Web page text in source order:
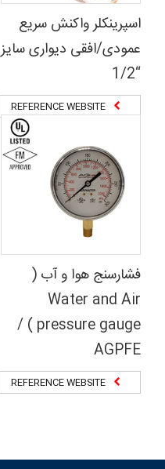
اسپرینکلر واکنش سریع
عمودی/افقی دیواری سایز
“1/2
REFERENCE WEBSITE
فشارسنج هوا و آب (
Water and Air
pressure gauge ) /
AGPFE
REFERENCE WEBSITE